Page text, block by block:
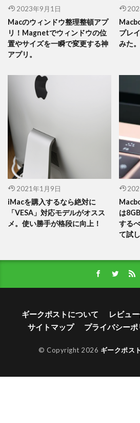
2023年9月1日
Macのウィンドウ整理整頓アプ
リ！Magnetでウィンドウの位
置やサイズを一瞬で変更する神
アプリ。
プレ
みた。
2021年1月9日
iMacを購入するなら絶対に
「VESA」対応モデルがオスス
メ。使い勝手が格段に向上！
は
する
て試
ギークポストについて
レビュ
サイトマップ
プライバシー
© Copyright 2026 ギークポス